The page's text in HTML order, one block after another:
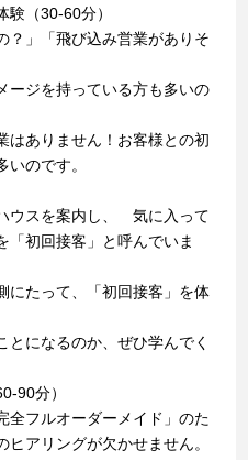
（30-60分）
」「飛び込み営業がありそ
ジを持っている方も多いの
ありません！お客様との初
のです。
ウスを案内し、 気に入って
「初回接客」と呼んでいま
たって、「初回接客」を体
になるのか、ぜひ学んでく
90分）
フルオーダーメイド」のた
アリングが欠かせません。